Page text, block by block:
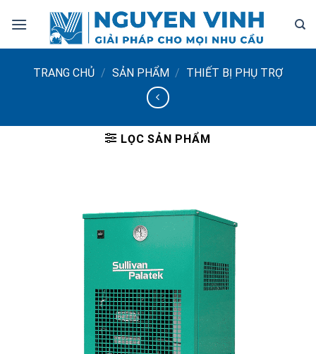
qua
TRANG CHỦ / SẢN PHẨM / THIẾT BỊ PHỤ TRỢ
LỌC SẢN PHẨM